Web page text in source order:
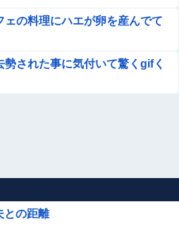
ェの料理にハエが卵を産んでて
勢された事に気付いて驚くgifく
との距離